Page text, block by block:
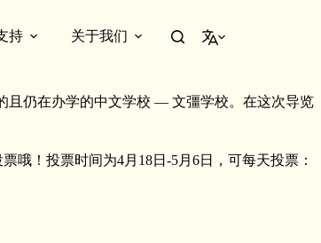
持 关于我们
简体中文
且仍在办学的中文学校 — 文彊学校。在这次导览
哦！投票时间为4月18日-5月6日，可每天投票：